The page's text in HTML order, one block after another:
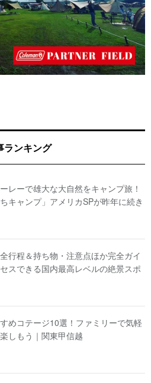
ランキング
レーで雄大な大自然をキャンプ旅！
キャンプ」アメリカSPが昨年に続き
行程＆持ち物・注意点ほか完全ガイ
スできる国内最高レベルの絶景スポ
めコテージ10選！ファミリーで気軽
しもう｜関東甲信越